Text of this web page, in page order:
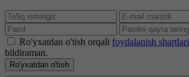
Ro'yxatdan o'tish orqali foydalanish shartlari
bildiraman.
Ro'yxatdan o'tish